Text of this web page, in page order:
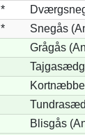
*
*
Snegås
Grågås
Blisgås